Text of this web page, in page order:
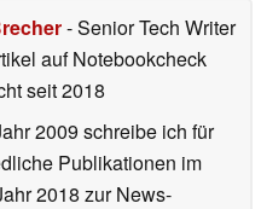
- Senior Tech Writer
auf Notebookcheck
seit 2018
2009 schreibe ich für
Publikationen im
2018 zur News-